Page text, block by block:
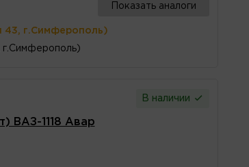
Показать аналоги
43, г.Симферополь)
В наличии
ВАЗ-1118 Авар